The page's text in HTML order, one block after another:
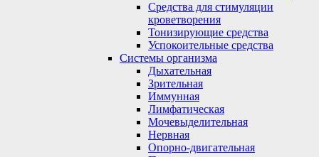
Средства для стимуляции
кроветворения
Тонизирующие средства
Успокоительные средства
Системы организма
Дыхательная
Зрительная
Иммунная
Лимфатическая
Мочевыделительная
Нервная
Опорно-двигательная